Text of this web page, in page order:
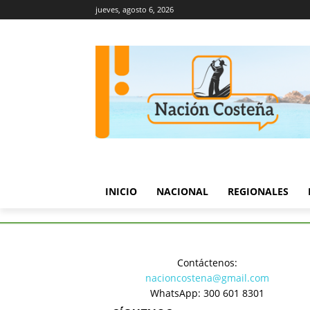
jueves, agosto 6, 2026
INICIO NACIONAL REGIONALES
Turismo y Cultura
IPCC
Contáctenos:
nacioncostena@gmail.com
WhatsApp: 300 601 8301